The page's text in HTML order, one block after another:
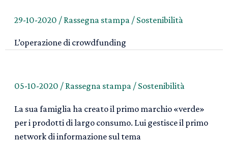
29-10-2020 /Rassegna stampa / Sostenibilità
L’operazione di crowdfunding
05-10-2020 /Rassegna stampa / Sostenibilità
La sua famiglia ha creato il primo marchio «verde»
per i prodotti di largo consumo. Lui gestisce il primo
network di informazione sul tema